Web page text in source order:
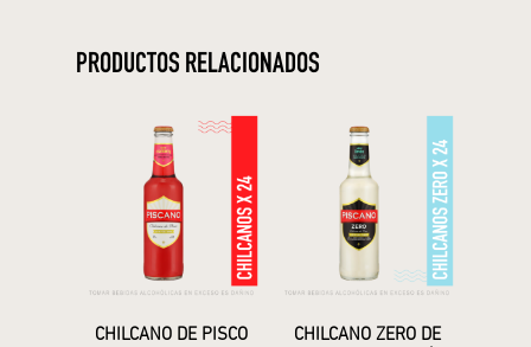
PRODUCTOS RELACIONADOS
CHILCANO DE PISCO
CHILCANO ZERO DE